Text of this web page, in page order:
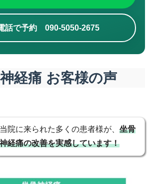
話で予約 090-5050-2675
経痛 お客様の声
当院に来られた多くの患者様が、 坐骨
神経痛の改善を実感しています！